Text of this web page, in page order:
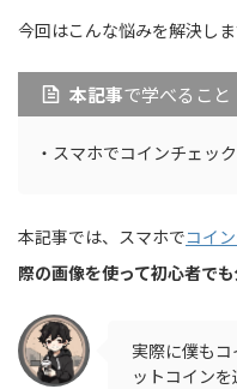
今回はこんな悩みを解決しま
本記事で学べること
・スマホでコインチェッ
本記事では、スマホでコイ
際の画像を使って初心者で
実際に僕も
ットコインを